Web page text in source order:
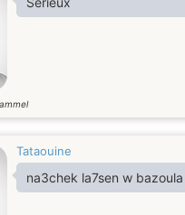
Tataouine
na3chek la7sen w bazoula